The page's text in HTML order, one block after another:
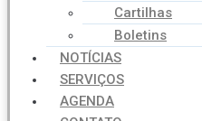
Cartilhas
Boletins
NOTÍCIAS
SERVIÇOS
AGENDA